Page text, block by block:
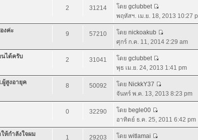
2 31214 โดย gclubbet
พฤหัสฯ. เม.ย. 18, 2013 10:27
งค่ะ
9 57210 โดย nickoakub
ศุกร์ ก.ค. 11, 2014 2:29 am
นได้ครับ
2 31041 โดย gclubbet
พุธ เม.ย. 24, 2013 1:41 pm
สูงอายุค
8 50092 โดย NickkY37
จันทร์ พ.ค. 13, 2013 8:23 pm
0 32290 โดย begle00
อาทิตย์ ธ.ค. 25, 2011 6:42 pm
ห้กำลังใจผม
1 29203 โดย witlamai